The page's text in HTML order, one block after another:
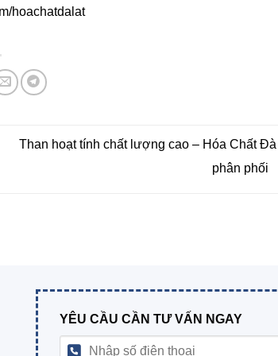
hoachatdalat
Than hoạt tính chất lượng cao – Hóa Chất Đà
phân phối
YÊU CẦU CẦN TƯ VẤN NGAY